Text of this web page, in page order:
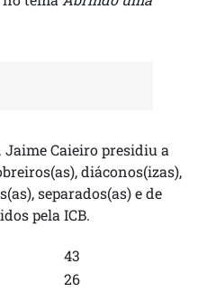
Jaime Caieiro presidiu a
diáconos(izas),
separados(as) e de
pela ICB.
43
26